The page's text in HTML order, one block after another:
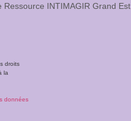
Ressource INTIMAGIR Grand Est
droits
la
données